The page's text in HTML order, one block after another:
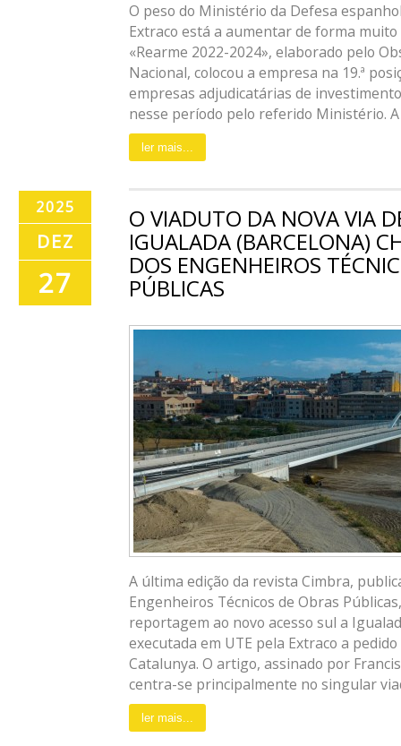
O peso do Ministério da Defesa
Extraco está a aumentar de forma
«Rearme 2022-2024», elaborado pelo
Nacional, colocou a empresa na 19.ª
empresas adjudicatárias de
nesse período pelo referido Ministério.
ler mais...
2025
DEZ
27
O VIADUTO DA NOVA VIA
IGUALADA (BARCELONA)
DOS ENGENHEIROS
PÚBLICAS
A última edição da revista Cimbra,
Engenheiros Técnicos de Obras
reportagem ao novo acesso sul a
executada em UTE pela Extraco a
Catalunya. O artigo, assinado por
centra-se principalmente no singular
ler mais...